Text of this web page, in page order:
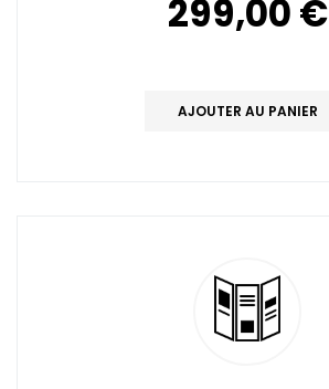
299,00 €
AJOUTER AU PANIER